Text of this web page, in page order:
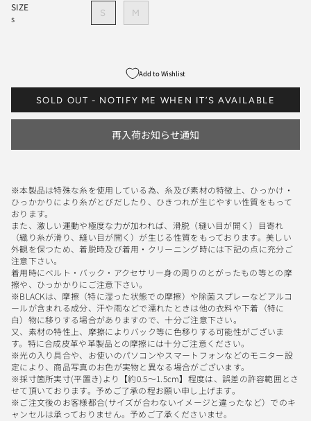
SIZE
S
S M
Add to Wishlist
SOLD OUT - NOTIFY ME WHEN IT’S AVAILABLE
再入荷お知らせ通知
※本製品は特殊な糸を使用している為、糸及び素材の特徴上、ひっかけ・
ひっかかりにより糸がとびだしたり、ひきつれが生じやすい性質をもって
おります。
また、激しい運動や極度な力が加われば、滑脱（縫い目が開く）目寄れ
（織り糸が滑り、縫い目が開く）が生じる性質をもっております。美しい
外観を保つため、着脱時及び着用・クリーニング時には下記の点に充分ご
注意下さい。
着用時にベルト・バック・アクセサリー身の周りのとがったもの等との摩
擦や、ひっかかりにご注意下さい。
※BLACKは、摩擦（特に湿った状態での摩擦）や除菌スプレーなどアルコ
ールが含まれる成分、汗や雨などで濡れたときは他の衣料や下着（特に
白）物に移りする場合がありますので、十分ご注意下さい。
又、素材の特性上、摩擦によりバック等に色移りする可能性がございま
す。特に合成皮革や革製品との摩擦には十分ご注意ください。
※光の入り具合や、お使いのパソコンやスマートフォンなどのモニター設
定により、商品写真のお色が実物と異なる場合がございます。
※採寸箇所実寸(平置き)より【約0.5〜1.5cm】程度は、誤差の許容範囲とさ
せて頂いております。予めご了承の程お願い申し上げます。
※ご注文後のお客様都合(サイズが合わないイメージと違ったなど）でのキ
ャンセルは承っておりません。予めご了承くださいませ。